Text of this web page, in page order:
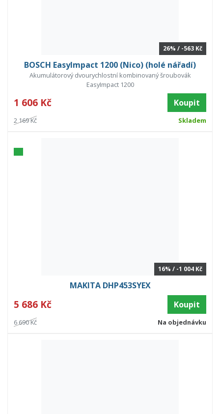
26% / -563 Kč
BOSCH EasyImpact 1200 (Nico) (holé nářadí)
Akumulátorový dvourychlostní kombinovaný šroubovák
EasyImpact 1200
1 606 Kč Koupit
2 169 Kč Skladem
16% / -1 004 Kč
MAKITA DHP453SYEX
5 686 Kč Koupit
6 690 Kč Na objednávku